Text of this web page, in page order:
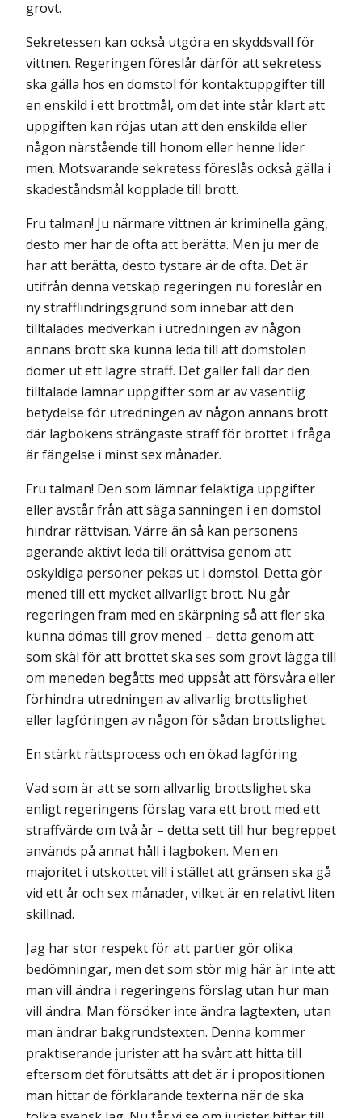
grovt.
Sekretessen kan också utgöra en skyddsvall för
vittnen. Regeringen föreslår därför att sekretess
ska gälla hos en domstol för kontaktuppgifter till
en enskild i ett brottmål, om det inte står klart att
uppgiften kan röjas utan att den enskilde eller
någon närstående till honom eller henne lider
men. Motsvarande sekretess föreslås också gälla i
skadeståndsmål kopplade till brott.
Fru talman! Ju närmare vittnen är kriminella gäng,
desto mer har de ofta att berätta. Men ju mer de
har att berätta, desto tystare är de ofta. Det är
utifrån denna vetskap regeringen nu föreslår en
ny strafflindringsgrund som innebär att den
tilltalades medverkan i utredningen av någon
annans brott ska kunna leda till att domstolen
dömer ut ett lägre straff. Det gäller fall där den
tilltalade lämnar uppgifter som är av väsentlig
betydelse för utredningen av någon annans brott
där lagbokens strängaste straff för brottet i fråga
är fängelse i minst sex månader.
Fru talman! Den som lämnar felaktiga uppgifter
eller avstår från att säga sanningen i en domstol
hindrar rättvisan. Värre än så kan personens
agerande aktivt leda till orättvisa genom att
oskyldiga personer pekas ut i domstol. Detta gör
mened till ett mycket allvarligt brott. Nu går
regeringen fram med en skärpning så att fler ska
kunna dömas till grov mened – detta genom att
som skäl för att brottet ska ses som grovt lägga till
om meneden begåtts med uppsåt att försvåra eller
förhindra utredningen av allvarlig brottslighet
eller lagföringen av någon för sådan brottslighet.
En stärkt rättsprocess och en ökad lagföring
Vad som är att se som allvarlig brottslighet ska
enligt regeringens förslag vara ett brott med ett
straffvärde om två år – detta sett till hur begreppet
används på annat håll i lagboken. Men en
majoritet i utskottet vill i stället att gränsen ska gå
vid ett år och sex månader, vilket är en relativt liten
skillnad.
Jag har stor respekt för att partier gör olika
bedömningar, men det som stör mig här är inte att
man vill ändra i regeringens förslag utan hur man
vill ändra. Man försöker inte ändra lagtexten, utan
man ändrar bakgrunds­texten. Denna kommer
praktiserande jurister att ha svårt att hitta till
efter­som det förutsätts att det är i propositionen
man hittar de förklarande text­erna när de ska